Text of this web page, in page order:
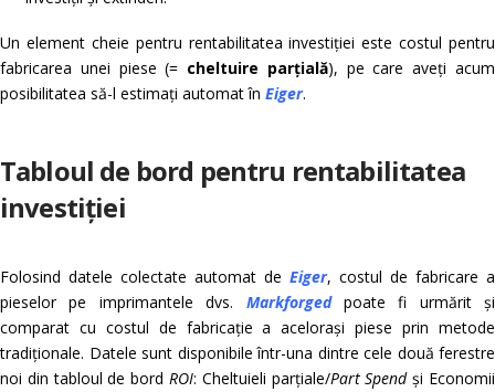
Un element cheie pentru rentabilitatea investiției este costul pentru
fabricarea unei piese (= cheltuire parțială), pe care aveți acum
posibilitatea să-l estimați automat în Eiger.
Tabloul de bord pentru rentabilitatea
investiției
Folosind datele colectate automat de Eiger, costul de fabricare a
pieselor pe imprimantele dvs. Markforged
poate fi urmărit și
comparat cu costul de fabricație a acelorași piese prin metode
tradiționale. Datele sunt disponibile într-una dintre cele două ferestre
noi din tabloul de bord ROI: Cheltuieli parțiale/Part Spendși Economii